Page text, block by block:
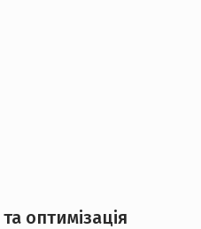
оптимізація